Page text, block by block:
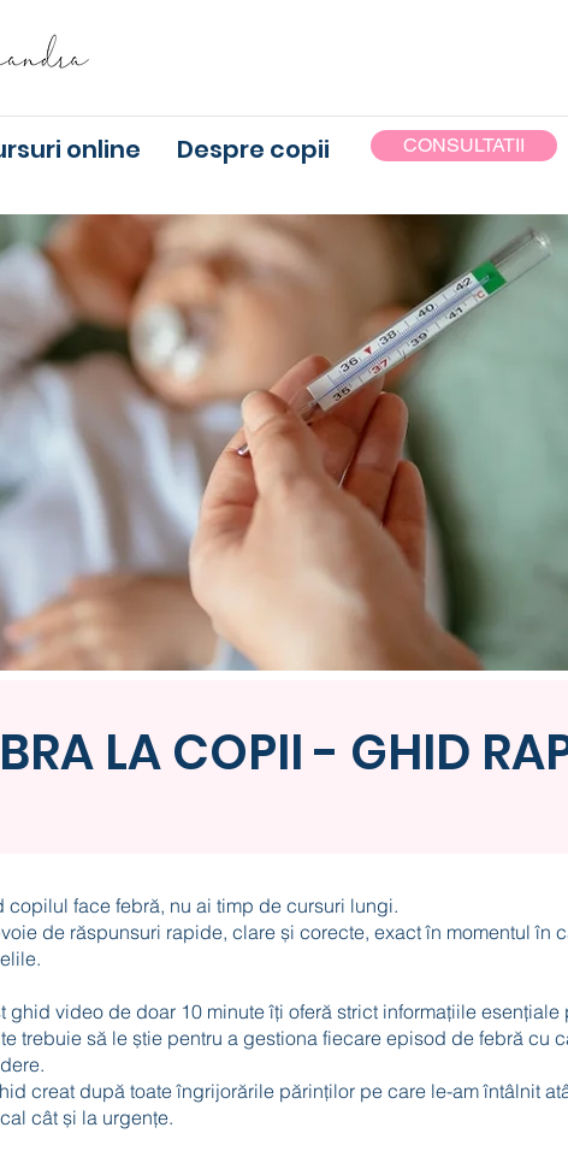
online Despre copii CONSULTATII
LA COPII - GHID
copilul face febră, nu ai timp de cursuri lungi.
de răspunsuri rapide, clare și corecte, exact în momentul în
ghid video de doar 10 minute îți oferă strict informațiile esențiale
trebuie să le știe pentru a gestiona fiecare episod de febră cu
creat după toate îngrijorările părinților pe care le-am întâlnit
cât și la urgențe.